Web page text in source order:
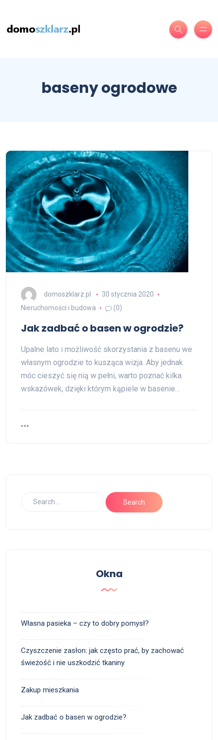
baseny ogrodowe
domoszklarz.pl
30 stycznia 2020
Nieruchomości i budowa
(0)
Jak zadbać o basen w ogrodzie?
Upalne lato i możliwość skorzystania z basenu we
własnym ogrodzie to kusząca wizja. Aby jednak
móc cieszyć się nią w pełni, warto poznać kilka
wskazówek, dzięki którym kąpiele w basenie…
Okna
Własna pasieka – czy to dobry pomysł?
Czyszczenie zasłon: jak często prać, by zachować
świeżość i nie uszkodzić tkaniny
Zakup mieszkania
Jak zadbać o basen w ogrodzie?